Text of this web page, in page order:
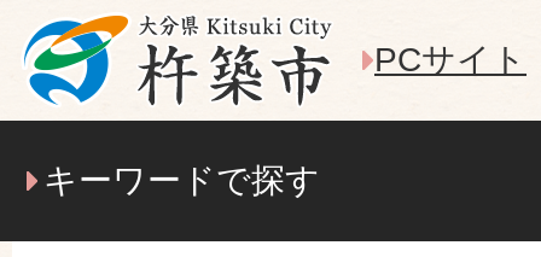
PCサイト
キーワードで探す